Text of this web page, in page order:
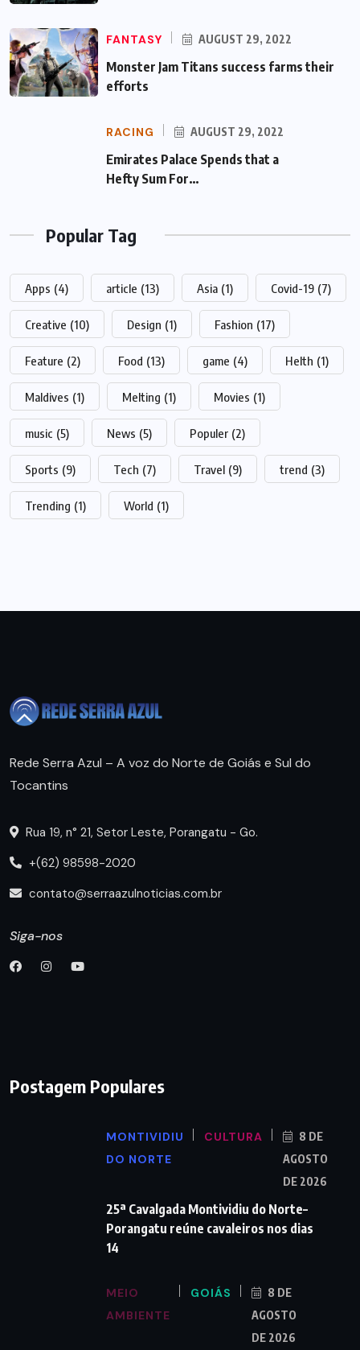
FANTASY AUGUST 29, 2022
Monster Jam Titans success farms their
efforts
RACING AUGUST 29, 2022
Emirates Palace Spends that a Hefty Sum
For…
Popular Tag
Apps (4) article (13) Asia (1) Covid-19 (7)
Creative (10) Design (1) Fashion (17)
Feature (2) Food (13) game (4) Helth (1)
Maldives (1) Melting (1) Movies (1)
music (5) News (5) Populer (2)
Sports (9) Tech (7) Travel (9) trend (3)
Trending (1) World (1)
Rede Serra Azul – A voz do Norte de Goiás e Sul do
Tocantins
Rua 19, n° 21, Setor Leste, Porangatu - Go.
+(62) 98598-2020
contato@serraazulnoticias.com.br
Siga-nos
Postagem Populares
MONTIVIDIU
DO NORTE
CULTURA
8 DE
AGOSTO
DE 2026
25ª Cavalgada Montividiu do Norte–
Porangatu reúne cavaleiros nos dias
14
MEIO
AMBIENTE
GOIÁS
8 DE
AGOSTO
DE 2026